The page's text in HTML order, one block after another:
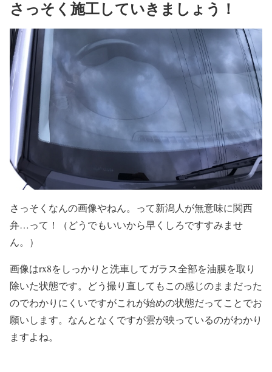
さっそく施工していきましょう！
さっそくなんの画像やねん。って新潟人が無意味に関西
弁…って！（どうでもいいから早くしろですすみませ
ん。）
画像はrx8をしっかりと洗車してガラス全部を油膜を取り
除いた状態です。どう撮り直してもこの感じのままだった
のでわかりにくいですがこれが始めの状態だってことでお
願いします。なんとなくですが雲が映っているのがわかり
ますよね。